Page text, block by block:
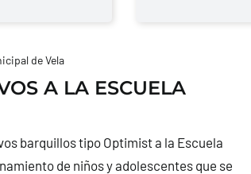
de Vela
A LA ESCUELA
barquillos tipo Optimist a la Escuela
de niños y adolescentes que se